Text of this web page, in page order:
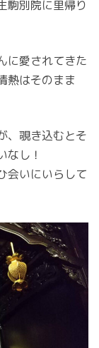
駒別院に里帰り
に愛されてきた
熱はそのまま
、覗き込むとそ
なし！
会いにいらして